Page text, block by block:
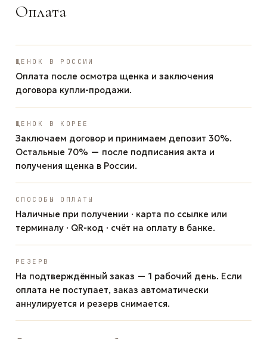
Оплата
ЩЕНОК В РОССИИ
Оплата после осмотра щенка и заключения
договора купли-продажи.
ЩЕНОК В КОРЕЕ
Заключаем договор и принимаем депозит 30%.
Остальные 70% — после подписания акта и
получения щенка в России.
СПОСОБЫ ОПЛАТЫ
Наличные при получении · карта по ссылке или
терминалу · QR-код · счёт на оплату в банке.
РЕЗЕРВ
На подтверждённый заказ — 1 рабочий день. Если
оплата не поступает, заказ автоматически
аннулируется и резерв снимается.